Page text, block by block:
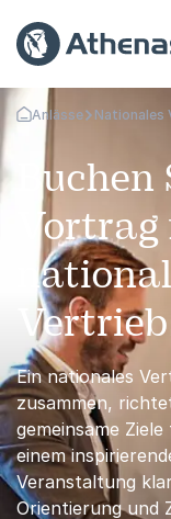
Zurück zur Startseite
Anlässe Nationales
Ein nationales
zusammen,
gemeinsame
einem
Veranstaltung
Orientierung und